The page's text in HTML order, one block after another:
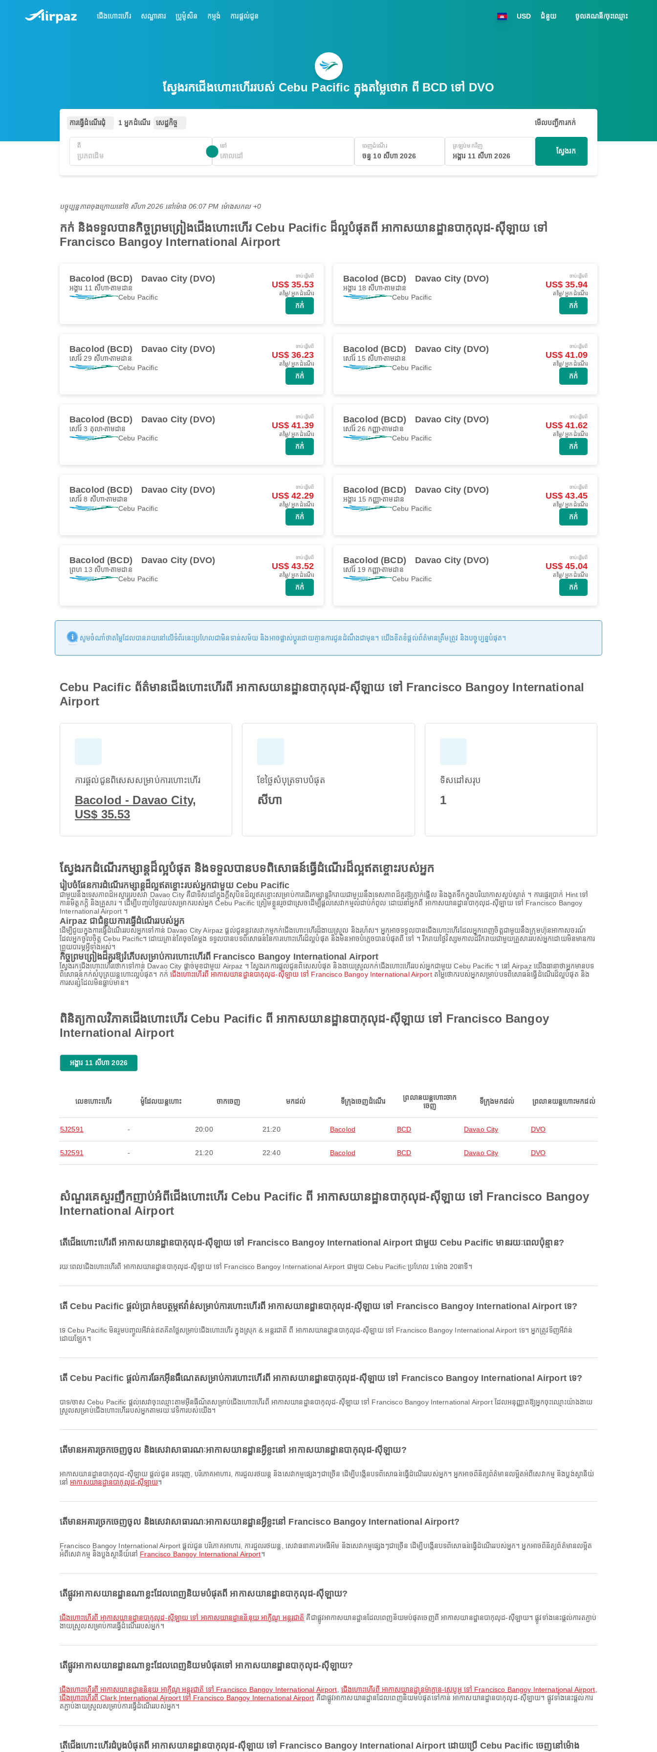
ជើងហោះហើរ សណ្ឋាគារ ប្រូម៉ូសិន កម្មង់ ការផ្តល់ជូន USD ជំនួយ ចូលគណនី/ចុះឈ្មោះ
ស្វែងរកជើងហោះហើររបស់ Cebu Pacific ក្នុងតម្លៃថោក ពី BCD ទៅ DVO
ការធ្វើដំណើរជុំ 1 អ្នកដំណើរ សេដ្ឋកិច្ច មើលបញ្ជីការកក់
ពី ទៅ ចេញដំណើរ
ចន្ទ 10 សីហា 2026
ត្រឡប់មកវិញ
អង្គារ 11 សីហា 2026
ស្វែងរក
បច្ចុប្បន្នភាពចុងក្រោយនៅ8 សីហា 2026 នៅ​ម៉ោង 06:07 PM ម៉ោង​សកល +0
កក់ និងទទួលបានកិច្ចព្រមព្រៀងជើងហោះហើរ Cebu Pacific ដ៏ល្អបំផុតពី អាកាសយានដ្ឋានបាកុលុដ-ស៊ីឡាយ ទៅ
Francisco Bangoy International Airport
Bacolod (BCD) Davao City (DVO)
អង្គារ 11 សីហា តាមដាន
Cebu Pacific
ចាប់ផ្ដើមពី
US$ 35.53
តម្លៃ/ អ្នកដំណើរ
កក់
Bacolod (BCD) Davao City (DVO)
អង្គារ 18 សីហា តាមដាន
Cebu Pacific
ចាប់ផ្ដើមពី
US$ 35.94
តម្លៃ/ អ្នកដំណើរ
កក់
Bacolod (BCD) Davao City (DVO)
សៅរ៍ 29 សីហា តាមដាន
Cebu Pacific
ចាប់ផ្ដើមពី
US$ 36.23
តម្លៃ/ អ្នកដំណើរ
កក់
Bacolod (BCD) Davao City (DVO)
សៅរ៍ 15 សីហា តាមដាន
Cebu Pacific
ចាប់ផ្ដើមពី
US$ 41.09
តម្លៃ/ អ្នកដំណើរ
កក់
Bacolod (BCD) Davao City (DVO)
សៅរ៍ 3 តុលា តាមដាន
Cebu Pacific
ចាប់ផ្ដើមពី
US$ 41.39
តម្លៃ/ អ្នកដំណើរ
កក់
Bacolod (BCD) Davao City (DVO)
សៅរ៍ 26 កញ្ញា តាមដាន
Cebu Pacific
ចាប់ផ្ដើមពី
US$ 41.62
តម្លៃ/ អ្នកដំណើរ
កក់
Bacolod (BCD) Davao City (DVO)
សៅរ៍ 8 សីហា តាមដាន
Cebu Pacific
ចាប់ផ្ដើមពី
US$ 42.29
តម្លៃ/ អ្នកដំណើរ
កក់
Bacolod (BCD) Davao City (DVO)
អង្គារ 15 កញ្ញា តាមដាន
Cebu Pacific
ចាប់ផ្ដើមពី
US$ 43.45
តម្លៃ/ អ្នកដំណើរ
កក់
Bacolod (BCD) Davao City (DVO)
ព្រហ 13 សីហា តាមដាន
Cebu Pacific
ចាប់ផ្ដើមពី
US$ 43.52
តម្លៃ/ អ្នកដំណើរ
កក់
Bacolod (BCD) Davao City (DVO)
សៅរ៍ 19 កញ្ញា តាមដាន
Cebu Pacific
ចាប់ផ្ដើមពី
US$ 45.04
តម្លៃ/ អ្នកដំណើរ
កក់
សូមចំណាំថាតម្លៃដែលបានរាយនៅលើទំព័រនេះប្រហែលជាមិនទាន់សម័យ និងអាចផ្លាស់ប្តូរដោយគ្មានការជូនដំណឹងជាមុន។ យើងខិតខំផ្តល់ព័ត៌មានត្រឹមត្រូវ និងបច្ចុប្បន្នបំផុត។
Cebu Pacific ព័ត៌មានជើងហោះហើរពី អាកាសយានដ្ឋានបាកុលុដ-ស៊ីឡាយ ទៅ Francisco Bangoy International
Airport
ការផ្តល់ជូនពិសេសសម្រាប់ការហោះហើរ
Bacolod - Davao City,
US$ 35.53
ខែថ្លៃសំបុត្រទាបបំផុត
សីហា
ទិសដៅសរុប
1
ស្វែងរកដំណើរកម្សាន្តដ៏ល្អបំផុត និងទទួលបានបទពិសោធន៍ធ្វើដំណើរដ៏ល្អឥតខ្ចោះរបស់អ្នក
រៀបចំផែនការដំណើរកម្សាន្តដ៏ល្អឥតខ្ចោះរបស់អ្នកជាមួយ Cebu Pacific
ជាមួយនឹងទេសភាពដ៏អស្ចារ្យរបស់វា Davao City គឺជាទិសដៅក្នុងក្តីសុបិនដ៏ល្អឥតខ្ចោះសម្រាប់ការដើរកម្សាន្តរីករាយជាមួយនឹងទេសភាពដ៏គួរឱ្យភ្ញាក់ផ្អើល និងងូតទឹកក្នុងបរិយាកាសស្ងប់ស្ងាត់ ។ ការផ្ទេរប្រាក់ Hint ទៅ
កាន់មិត្តភក្តិ និងគ្រួសារ ។ ដើម្បីបញ្ចប់ថ្ងៃឈប់សម្រាករបស់អ្នក Cebu Pacific ត្រៀមខ្លួនរួចជាស្រេចដើម្បីផ្តល់សេវាកម្មលំដាប់កំពូល ដោយនាំអ្នកពី អាកាសយានដ្ឋានបាកុលុដ-ស៊ីឡាយ ទៅ Francisco Bangoy
International Airport ។
Airpaz ជាជំនួយការធ្វើដំណើររបស់អ្នក
ដើម្បីជួយក្នុងការធ្វើដំណើររបស់អ្នកទៅកាន់ Davao City Airpaz ផ្តល់ជូននូវសេវាកម្មកក់ជើងហោះហើរដ៏ងាយស្រួល និងរហ័ស។ អ្នកអាចទទួលបានជើងហោះហើរដែលអ្នកពេញចិត្តជាមួយនឹងក្រុមហ៊ុនអាកាសចរណ៍
ដែលអ្នកចូលចិត្ត Cebu Pacific។ ដោយគ្រាន់តែចុចតែម្តង ទទួលបានបទពិសោធន៍នៃការហោះហើរដ៏ល្អបំផុត និងមិនអាចបំភ្លេចបានបំផុតពី ទៅ ។ រីករាយថ្ងៃវិស្សមកាលដ៏រីករាយជាមួយគ្រួសាររបស់អ្នកដោយមិនមានការ
ព្រួយបារម្ភអ្វីទាំងអស់។
កិច្ចព្រមព្រៀងដ៏គួរឱ្យរំភើបសម្រាប់ការហោះហើរពី Francisco Bangoy International Airport
ស្វែងរកជើងហោះហើរថោកទៅកាន់ Davao City ផ្តាច់មុខជាមួយ Airpaz ។ ស្វែងរកការផ្តល់ជូនពិសេសបំផុត និងងាយស្រួលកក់ជើងហោះហើររបស់អ្នកជាមួយ Cebu Pacific ។ នៅ Airpaz យើងធានាថាអ្នកមានបទ
ពិសោធន៍កក់សំបុត្រយន្តហោះល្អបំផុត។ កក់ ជើងហោះហើរពី អាកាសយានដ្ឋានបាកុលុដ-ស៊ីឡាយ ទៅ Francisco Bangoy International Airportតម្លៃថោករបស់អ្នកសម្រាប់បទពិសោធន៍ធ្វើដំណើរដ៏ល្អបំផុត និង
ការសន្សំដែលមិនធ្លាប់មាន។
ពិនិត្យកាលវិភាគជើងហោះហើរ Cebu Pacific ពី អាកាសយានដ្ឋានបាកុលុដ-ស៊ីឡាយ ទៅ Francisco Bangoy
International Airport
អង្គារ 11 សីហា 2026
លេខហោះហើរ ម៉ូដែលយន្តហោះ ចាកចេញ មកដល់ ទីក្រុងចេញដំណើរ
ព្រលានយន្តហោះចាក
ចេញ
ទីក្រុងមកដល់ ព្រលានយន្តហោះមកដល់
5J2591 - 20:00 21:20 Bacolod BCD Davao City DVO
5J2591 - 21:20 22:40 Bacolod BCD Davao City DVO
សំណួរគេសួរញឹកញាប់អំពីជើងហោះហើរ Cebu Pacific ពី អាកាសយានដ្ឋានបាកុលុដ-ស៊ីឡាយ ទៅ Francisco Bangoy
International Airport
តើជើងហោះហើរពី អាកាសយានដ្ឋានបាកុលុដ-ស៊ីឡាយ ទៅ Francisco Bangoy International Airport ជាមួយ Cebu Pacific មានរយៈពេលប៉ុន្មាន?
រយៈពេលជើងហោះហើរពី អាកាសយានដ្ឋានបាកុលុដ-ស៊ីឡាយ ទៅ Francisco Bangoy International Airport ជាមួយ Cebu Pacific ប្រហែល 1ម៉ោង 20នាទី។
តើ Cebu Pacific ផ្តល់ប្រាក់ឧបត្ថម្ភឥវ៉ាន់សម្រាប់ការហោះហើរពី អាកាសយានដ្ឋានបាកុលុដ-ស៊ីឡាយ ទៅ Francisco Bangoy International Airport ទេ?
ទេ Cebu Pacific មិនរួមបញ្ចូលអីវ៉ាន់ឥតគិតថ្លៃសម្រាប់ជើងហោះហើរ ក្នុងស្រុក & អន្តរជាតិ ពី អាកាសយានដ្ឋានបាកុលុដ-ស៊ីឡាយ ទៅ Francisco Bangoy International Airport ទេ។ អ្នកត្រូវទិញអីវ៉ាន់
ដោយឡែក។
តើ Cebu Pacific ផ្តល់ការឆែកអ៊ីនធឺណេតសម្រាប់ការហោះហើរពី អាកាសយានដ្ឋានបាកុលុដ-ស៊ីឡាយ ទៅ Francisco Bangoy International Airport ទេ?
បាទ/ចាស Cebu Pacific ផ្តល់សេវាចុះឈ្មោះតាមអ៊ីនធឺណិតសម្រាប់ជើងហោះហើរពី អាកាសយានដ្ឋានបាកុលុដ-ស៊ីឡាយ ទៅ Francisco Bangoy International Airport ដែលអនុញ្ញាតឱ្យអ្នកចុះឈ្មោះយ៉ាងងាយ
ស្រួលសម្រាប់ជើងហោះហើររបស់អ្នកតាមរយៈវេទិការបស់យើង។
តើមានអគារច្រកចេញចូល និងសេវាសាធារណៈអាកាសយានដ្ឋានអ្វីខ្លះនៅ អាកាសយានដ្ឋានបាកុលុដ-ស៊ីឡាយ?
អាកាសយានដ្ឋានបាកុលុដ-ស៊ីឡាយ ផ្តល់ជូន រទេះរុញ, បរិភោគអាហារ, ការជួលរថយន្ត និងសេវាកម្មផ្សេងៗជាច្រើន ដើម្បីបង្កើនបទពិសោធន៍ធ្វើដំណើររបស់អ្នក។ អ្នកអាចពិនិត្យព័ត៌មានលម្អិតអំពីសេវាកម្ម និងប្លង់ស្ថានីយ៍
នៅអាកាសយានដ្ឋានបាកុលុដ-ស៊ីឡាយ។
តើមានអគារច្រកចេញចូល និងសេវាសាធារណៈអាកាសយានដ្ឋានអ្វីខ្លះនៅ Francisco Bangoy International Airport?
Francisco Bangoy International Airport ផ្តល់ជូន បរិភោគអាហារ, ការជួលរថយន្ត, សេវាធនាគារ/អេធីអឹម និងសេវាកម្មផ្សេងៗជាច្រើន ដើម្បីបង្កើនបទពិសោធន៍ធ្វើដំណើររបស់អ្នក។ អ្នកអាចពិនិត្យព័ត៌មានលម្អិត
អំពីសេវាកម្ម និងប្លង់ស្ថានីយ៍នៅ Francisco Bangoy International Airport។
តើផ្លូវអាកាសយានដ្ឋានណាខ្លះដែលពេញនិយមបំផុតពី អាកាសយានដ្ឋានបាកុលុដ-ស៊ីឡាយ?
ជើងហោះហើរពី អាកាសយានដ្ឋានបាកុលុដ-ស៊ីឡាយ ទៅ អាកាសយានដ្ឋាននិនុយ អាកូីណូ អន្តរជាតិ គឺជាផ្លូវអាកាសយានដ្ឋានដែលពេញនិយមបំផុតចេញពី អាកាសយានដ្ឋានបាកុលុដ-ស៊ីឡាយ។ ផ្លូវទាំងនេះផ្តល់ការតភ្ជាប់
ងាយស្រួលសម្រាប់ការធ្វើដំណើររបស់អ្នក។
តើផ្លូវអាកាសយានដ្ឋានណាខ្លះដែលពេញនិយមបំផុតទៅ អាកាសយានដ្ឋានបាកុលុដ-ស៊ីឡាយ?
ជើងហោះហើរពី អាកាសយានដ្ឋាននិនុយ អាកូីណូ អន្តរជាតិ ទៅ Francisco Bangoy International Airport ជើងហោះហើរពី អាកាសយានដ្ឋានម៉ាក្តាន-សេបូអូ ទៅ Francisco Bangoy International Airport
ជើងហោះហើរពី Clark International Airport ទៅ Francisco Bangoy International Airport គឺជាផ្លូវអាកាសយានដ្ឋានដែលពេញនិយមបំផុតទៅកាន់ អាកាសយានដ្ឋានបាកុលុដ-ស៊ីឡាយ។ ផ្លូវទាំងនេះផ្តល់ការ
តភ្ជាប់ងាយស្រួលសម្រាប់ការធ្វើដំណើររបស់អ្នក។
តើជើងហោះហើរដំបូងបំផុតពី អាកាសយានដ្ឋានបាកុលុដ-ស៊ីឡាយ ទៅ Francisco Bangoy International Airport ដោយប្រើ Cebu Pacific ចេញនៅម៉ោង